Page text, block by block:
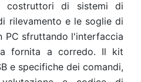
costruttori di sistemi di
rilevamento e le soglie di
PC sfruttando l'interfaccia
fornita a corredo. Il kit
e specifiche dei comandi,